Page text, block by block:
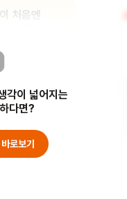
처음엔
까?
서로의 마음을
것 같아요.
각이 넓어지는
다면?
로보기